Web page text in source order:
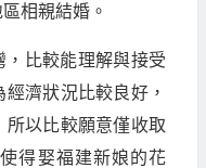
相親結婚。
比較能理解與接受
濟狀況比較良好，
所以比較願意僅收取
得娶福建新娘的花